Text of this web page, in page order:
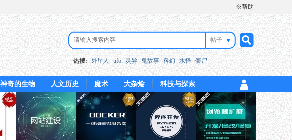
※帮助
帖子
搜
索
热搜: 外星人 ufo 灵异 鬼故事 科幻 水怪 僵尸
神奇的生物 人文历史 魔术 大杂烩 科技与探索